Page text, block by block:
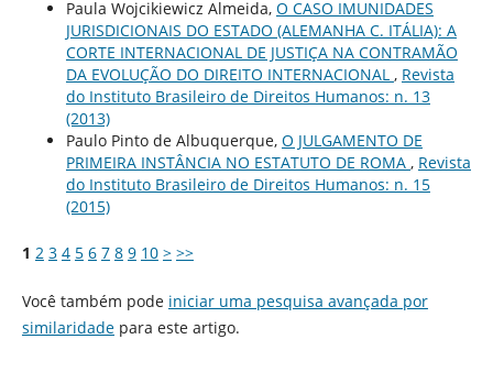
Paula Wojcikiewicz Almeida, O CASO IMUNIDADES
JURISDICIONAIS DO ESTADO (ALEMANHA C. ITÁLIA): A
CORTE INTERNACIONAL DE JUSTIÇA NA CONTRAMÃO
DA EVOLUÇÃO DO DIREITO INTERNACIONAL , Revista
do Instituto Brasileiro de Direitos Humanos: n. 13
(2013)
Paulo Pinto de Albuquerque, O JULGAMENTO DE
PRIMEIRA INSTÂNCIA NO ESTATUTO DE ROMA , Revista
do Instituto Brasileiro de Direitos Humanos: n. 15
(2015)
1 2 3 4 5 6 7 8 9 10 > >>
Você também pode iniciar uma pesquisa avançada por
similaridadepara este artigo.